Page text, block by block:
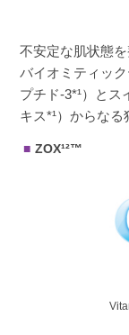
不安定な肌状態
バイオミティッ
プチド-3*¹）と
キス*¹）からな
ZOX¹²™